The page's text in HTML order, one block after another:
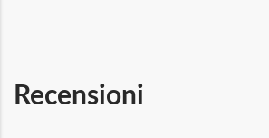
Recensioni